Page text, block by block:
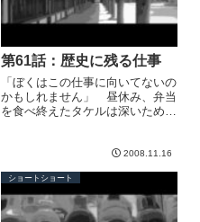
第61話：歴史に残る仕事
「ぼくはこの仕事に向いてないの
かもしれません」 昼休み、弁当
を食べ終えたタケルは深いため息
兆候だった。「なにか悩みでもあ
るのか？」 私はお茶を飲みなが
ら、話を聞くことにした。 タ
ケ...
2008.11.16
ショートショート